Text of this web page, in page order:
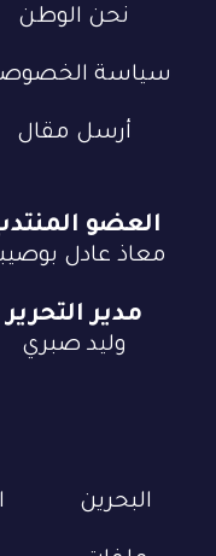
نحن الوطن
سياسة
أرسل مقال
البحرين
العضو
معاذ عادل
مدير التحرير
وليد صبري